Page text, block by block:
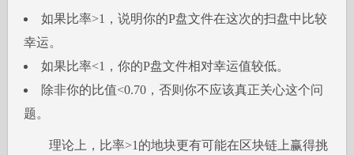
如果比率>1，说明你的P盘文件在这次的扫盘中比较
幸运。
如果比率<1，你的P盘文件相对幸运值较低。
除非你的比值<0.70，否则你不应该真正关心这个问
题。
理论上，比率>1的地块更有可能在区块链上赢得挑